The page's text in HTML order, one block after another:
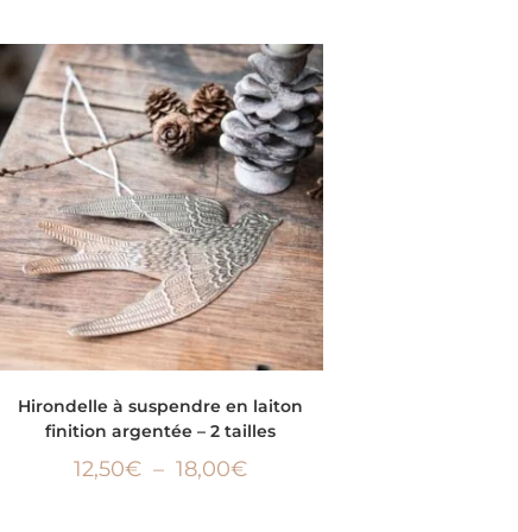
Hirondelle à suspendre en laiton
finition argentée – 2 tailles
12,50€ – 18,00€